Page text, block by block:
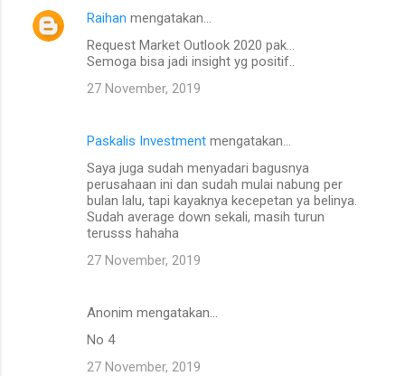
Raihan mengatakan…
Request Market Outlook 2020 pak...
Semoga bisa jadi insight yg positif..
27 November, 2019
Paskalis Investment mengatakan…
Saya juga sudah menyadari bagusnya
perusahaan ini dan sudah mulai nabung per
bulan lalu, tapi kayaknya kecepetan ya belinya.
Sudah average down sekali, masih turun
terusss hahaha
27 November, 2019
Anonim mengatakan…
No 4
27 November, 2019